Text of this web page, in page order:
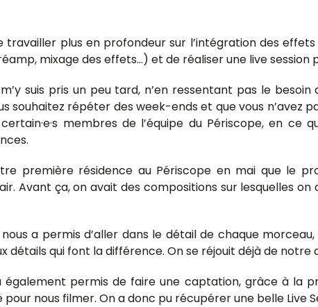
travailler plus en profondeur sur l’intégration des
mixage des effets…) et de réaliser une live
suis pris un peu tard, n’en ressentant pas le besoin
souhaitez répéter des week-ends et que vous n’avez
membres de l’équipe du Périscope, en
première résidence au Périscope en mai que le
Avant ça, on avait des compositions sur lesquelles
a permis d’aller dans le détail de chaque
qui font la différence. On se réjouit déjà de notre
également permis de faire une captation, grâce à
nous filmer. On a donc pu récupérer une belle Live